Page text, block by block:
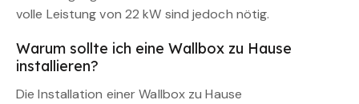
volle Leistung von 22 kW sind jedoch nötig.
Warum sollte ich eine Wallbox zu Hause
installieren?
Die Installation einer Wallbox zu Hause